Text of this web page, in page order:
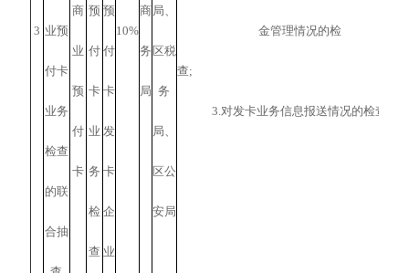
3 业预
付卡
业务
检查
的联
合抽
商
业
预
付
卡
预
付
卡
业
务
检
查
预
付
卡
发
卡
企
业
10%
商
务
局
局、
区税
务
局、
区公
安局
金管理情况的检
查
3.对发卡业务信息报送情况的检查